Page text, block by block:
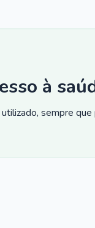
à
sempre que